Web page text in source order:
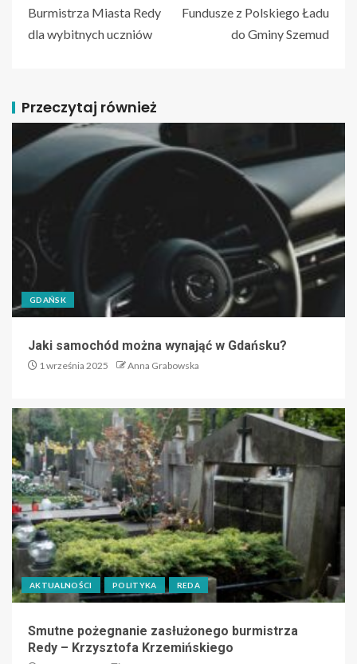
Burmistrza Miasta Redy
dla wybitnych uczniów
Fundusze z Polskiego Ładu
do Gminy Szemud
Przeczytaj również
GDAŃSK
Jaki samochód można wynająć w Gdańsku?
1 września 2025 Anna Grabowska
AKTUALNOŚCI POLITYKA REDA
Smutne pożegnanie zasłużonego burmistrza
Redy – Krzysztofa Krzemińskiego